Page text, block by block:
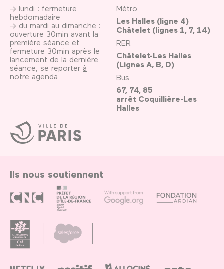
Ville
de
Paris
→ lundi : fermeture
hebdomadaire
→ du mardi au dimanche :
ouverture 30min avant la
première séance et
fermeture 30min après le
lancement de la dernière
séance, se reporter à
notre agenda
Métro
Les Halles (ligne 4)
Châtelet (lignes 1, 7, 14)
RER
Châtelet-Les Halles
(Lignes A, B, D)
Bus
67, 74, 85
arrêt Coquillière-Les
Halles
Ils nous soutiennent